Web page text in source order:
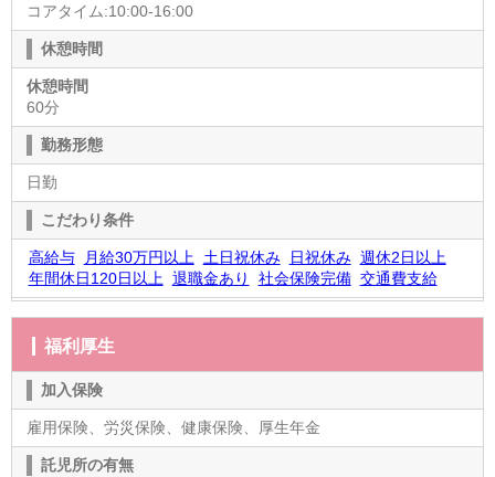
コアタイム:10:00-16:00
休憩時間
休憩時間
60分
勤務形態
日勤
こだわり条件
高給与 月給30万円以上 土日祝休み 日祝休み 週休2日以上
年間休日120日以上 退職金あり 社会保険完備 交通費支給
福利厚生
加入保険
雇用保険、労災保険、健康保険、厚生年金
託児所の有無